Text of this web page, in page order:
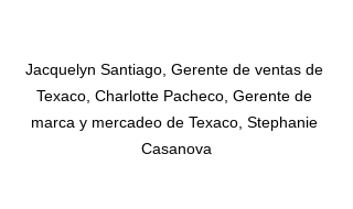
Jacquelyn Santiago, Gerente de ventas de
Texaco, Charlotte Pacheco, Gerente de
marca y mercadeo de Texaco, Stephanie
Casanova